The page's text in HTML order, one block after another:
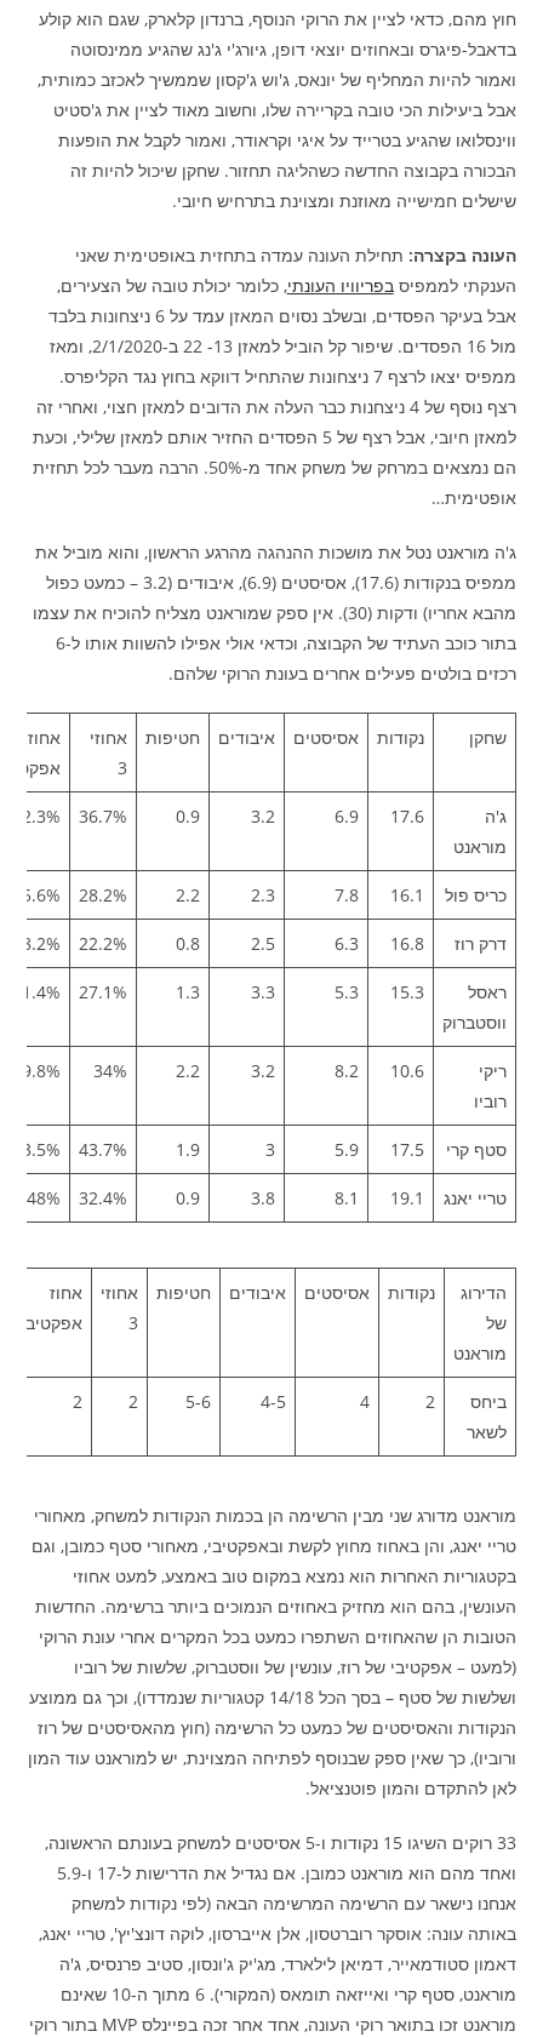
חוץ מהם, כדאי לציין את הרוקי הנוסף, ברנדון קלארק, שגם הוא קולע
בדאבל-פיגרס ובאחוזים יוצאי דופן, גיורג'י ג'נג שהגיע ממינסוטה
ואמור להיות המחליף של יונאס, ג'וש ג'קסון שממשיך לאכזב כמותית,
אבל ביעילות הכי טובה בקריירה שלו, וחשוב מאוד לציין את ג'סטיט
ווינסלואו שהגיע בטרייד על איגי וקראודר, ואמור לקבל את הופעות
הבכורה בקבוצה החדשה כשהליגה תחזור. שחקן שיכול להיות זה
שישלים חמישייה מאוזנת ומצוינת בתרחיש חיובי.
העונה בקצרה: תחילת העונה עמדה בתחזית באופטימית שאני
הענקתי לממפיסבפריוויו העונתי, כלומר יכולת טובה של הצעירים,
אבל בעיקר הפסדים, ובשלב נסוים המאזן עמד על 6 ניצחונות בלבד
מול 16 הפסדים. שיפור קל הוביל למאזן 13- 22 ב-2/1/2020, ומאז
ממפיס יצאו לרצף 7 ניצחונות שהתחיל דווקא בחוץ נגד הקליפרס.
רצף נוסף של 4 ניצחנות כבר העלה את הדובים למאזן חצוי, ואחרי זה
למאזן חיובי, אבל רצף של 5 הפסדים החזיר אותם למאזן שלילי, וכעת
הם נמצאים במרחק של משחק אחד מ-50%. הרבה מעבר לכל תחזית
אופטימית…
ג'ה מוראנט נטל את מושכות ההנהגה מהרגע הראשון, והוא מוביל את
ממפיס בנקודות (17.6), אסיסטים (6.9), איבודים (3.2 – כמעט כפול
מהבא אחריו) ודקות (30). אין ספק שמוראנט מצליח להוכיח את עצמו
בתור כוכב העתיד של הקבוצה, וכדאי אולי אפילו להשוות אותו ל-6
רכזים בולטים פעילים אחרים בעונת הרוקי שלהם.
שחקן נקודות אסיסטים איבודים חטיפות
אחוזי
3
אחוז
ג'ה
מוראנט
17.6
6.9
3.2
0.9
36.7%
52.3%
כריס פול 16.1
7.8
2.3
2.2
28.2%
45.6%
דרק רוז 16.8
6.3
2.5
0.8
22.2%
48.2%
ראסל
ווסטברוק
15.3
5.3
3.3
1.3
27.1%
41.4%
ריקי
רוביו
10.6
8.2
3.2
2.2
34%
39.8%
סטף קרי 17.5
5.9
3
1.9
43.7%
53.5%
טריי יאנג 19.1
8.1
3.8
0.9
32.4%
48%
הדירוג
של
מוראנט
נקודות אסיסטים איבודים חטיפות
אחוזי
3
אחוז
אפקטיבי
ביחס
לשאר
2
4
4-5
5-6
2
2
מוראנט מדורג שני מבין הרשימה הן בכמות הנקודות למשחק, מאחורי
טריי יאנג, והן באחוז מחוץ לקשת ובאפקטיבי, מאחורי סטף כמובן, וגם
בקטגוריות האחרות הוא נמצא במקום טוב באמצע, למעט אחוזי
העונשין, בהם הוא מחזיק באחוזים הנמוכים ביותר ברשימה. החדשות
הטובות הן שהאחוזים השתפרו כמעט בכל המקרים אחרי עונת הרוקי
(למעט – אפקטיבי של רוז, עונשין של ווסטברוק, שלשות של רוביו
ושלשות של סטף – בסך הכל 14/18 קטגוריות שנמדדו), וכך גם ממוצע
הנקודות והאסיסטים של כמעט כל הרשימה (חוץ מהאסיסטים של רוז
ורוביו), כך שאין ספק שבנוסף לפתיחה המצוינת, יש למוראנט עוד המון
לאן להתקדם והמון פוטנציאל.
33 רוקים השיגו 15 נקודות ו-5 אסיסטים למשחק בעונתם הראשונה,
ואחד מהם הוא מוראנט כמובן. אם נגדיל את הדרישות ל-17 ו-5.9
אנחנו נישאר עם הרשימה המרשימה הבאה (לפי נקודות למשחק
באותה עונה: אוסקר רוברטסון, אלן אייברסון, לוקה דונצ'יץ', טריי יאנג,
דאמון סטודמאייר, דמיאן לילארד, מג'יק ג'ונסון, סטיב פרנסיס, ג'ה
מוראנט, סטף קרי ואייזאה תומאס (המקורי). 6 מתוך ה-10 שאינם
מוראנט זכו בתואר רוקי העונה, אחד אחר זכה בפיינלס MVP בתור רוקי